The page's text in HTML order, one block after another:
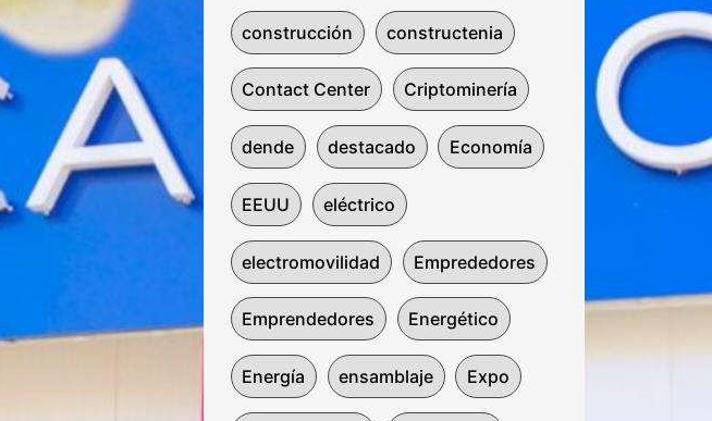
construcción constructenia
Contact Center Criptominería
dende destacado Economía
EEUU eléctrico
electromovilidad Emprededores
Emprendedores Energético
Energía ensamblaje Expo